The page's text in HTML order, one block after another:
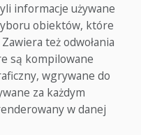
informacje używane
obiektów, które
też odwołania
są kompilowane
wgrywane do
za każdym
w danej